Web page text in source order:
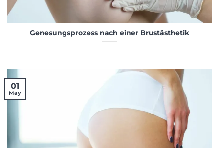
Genesungsprozess nach einer Brustästhetik
01
May